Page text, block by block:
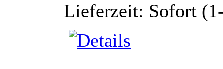
Lieferzeit: Sofort